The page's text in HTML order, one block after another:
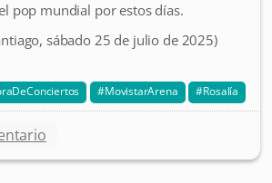
pop mundial por estos días.
sábado 25 de julio de 2025)
MovistarArena Rosalía